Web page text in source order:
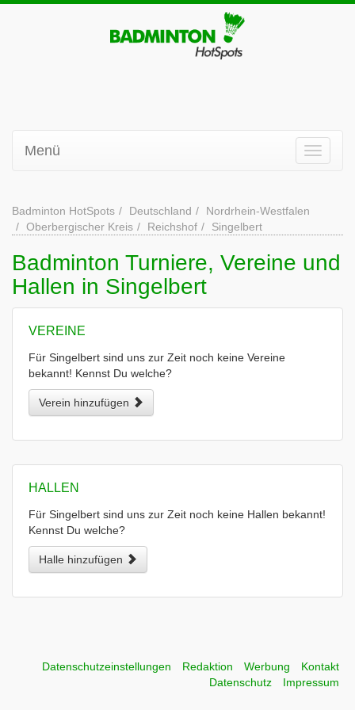
Menü
Badminton HotSpots Deutschland
Nordrhein-Westfalen
Oberbergischer Kreis
Reichshof Singelbert
Badminton Turniere, Vereine und
Hallen in Singelbert
VEREINE
Für Singelbert sind uns zur Zeit noch keine Vereine
bekannt! Kennst Du welche?
Verein hinzufügen
HALLEN
Für Singelbert sind uns zur Zeit noch keine Hallen bekannt!
Kennst Du welche?
Halle hinzufügen
Datenschutzeinstellungen Redaktion Werbung
Kontakt
Datenschutz
Impressum